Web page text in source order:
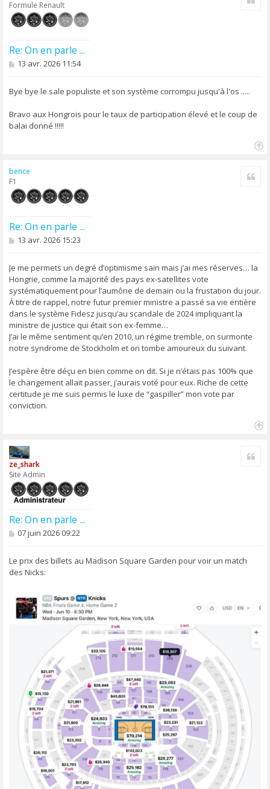
Formule Renault
Re: On en parle ...
M
s
a
e
13 avr. 2026 11:54
Bye bye le sale populiste et son système corrompu jusqu'à l'os .....
Bravo aux Hongrois pour le taux de participation élevé et le coup de
balai donné !!!!!
bence
F1
Re: On en parle ...
M
s
a
g
e
13 avr. 2026 15:23
Je me permets un degré d’optimisme sain mais j’ai mes réserves… la
Hongrie, comme la majorité des pays ex-satellites vote
systématiquement pour l’aumône de demain ou la frustation du jour.
Á titre de rappel, notre futur premier ministre a passé sa vie entière
dans le système Fidesz jusqu’au scandale de 2024 impliquant la
ministre de justice qui était son ex-femme…
J’ai le même sentiment qu’en 2010, un régime tremble, on surmonte
notre syndrome de Stockholm et on tombe amoureux du suivant.
J’espère être déçu en bien comme on dit. Si je n’étais pas 100% que
le changement allait passer, j’aurais voté pour eux. Riche de cette
certitude je me suis permis le luxe de “gaspiller” mon vote par
conviction.
ze_shark
Site Admin
Re: On en parle ...
M
s
a
g
07 juin 2026 09:22
Le prix des billets au Madison Square Garden pour voir un match
des Nicks: